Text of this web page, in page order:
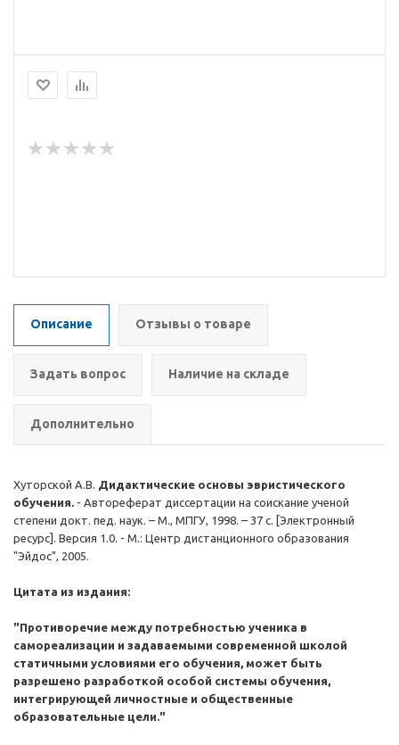
Описание Отзывы о товаре
Задать вопрос Наличие на складе
Дополнительно
Хуторской А.В. Дидактические основы эвристического
обучения. - Автореферат диссертации на соискание ученой
степени докт. пед. наук. – М., МПГУ, 1998. – 37 с. [Электронный
ресурс]. Версия 1.0. - М.: Центр дистанционного образования
"Эйдос", 2005.
Цитата из издания:
"Противоречие между потребностью ученика в
самореализации и задаваемыми современной школой
статичными условиями его обучения, может быть
разрешено разработкой особой системы обучения,
интегрирующей личностные и общественные
образовательные цели."